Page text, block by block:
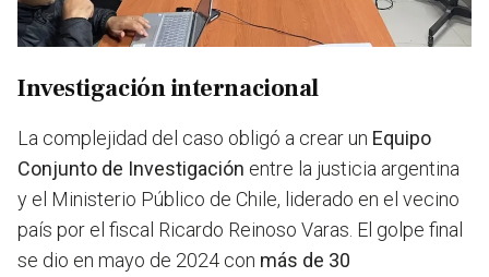
Investigación internacional
La complejidad del caso obligó a crear un Equipo
Conjunto de Investigación entre la justicia argentina
y el Ministerio Público de Chile, liderado en el vecino
país por el fiscal Ricardo Reinoso Varas. El golpe final
se dio en mayo de 2024 con más de 30